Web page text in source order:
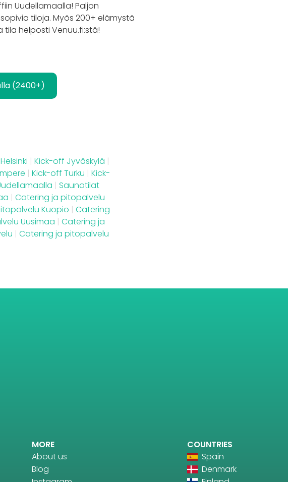
Uudellamaalla! Paljon
tiloja. Myös 200+ elämystä
helposti Venuu.fi:stä!
(2400+)
| Kick-off Jyväskylä |
| Kick-off Turku | Kick-
| Saunatilat
| Catering ja pitopalvelu
Kuopio | Catering
Uusimaa | Catering ja
| Catering ja pitopalvelu
MORE
About us
Blog
COUNTRIES
Spain
Denmark